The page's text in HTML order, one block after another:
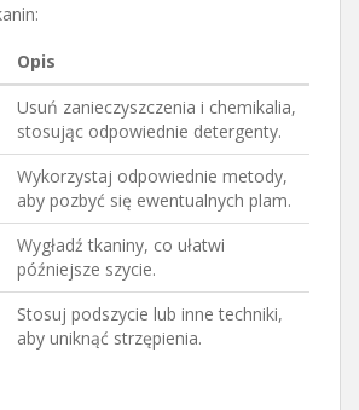
Opis
Usuń zanieczyszczenia i chemikalia,
stosując odpowiednie detergenty.
Wykorzystaj odpowiednie metody,
aby pozbyć się ewentualnych plam.
Wygładź tkaniny, co ułatwi
późniejsze szycie.
Stosuj podszycie lub inne techniki,
aby uniknąć strzępienia.